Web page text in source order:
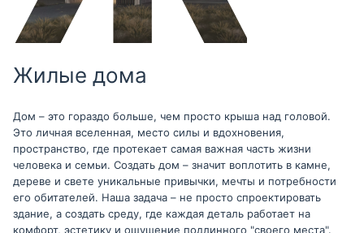
Жилые дома
Дом – это гораздо больше, чем просто крыша над головой.
Это личная вселенная, место силы и вдохновения,
пространство, где протекает самая важная часть жизни
человека и семьи. Создать дом – значит воплотить в камне,
дереве и свете уникальные привычки, мечты и потребности
его обитателей. Наша задача – не просто спроектировать
здание, а создать среду, где каждая деталь работает на
комфорт, эстетику и ощущение подлинного "своего места".